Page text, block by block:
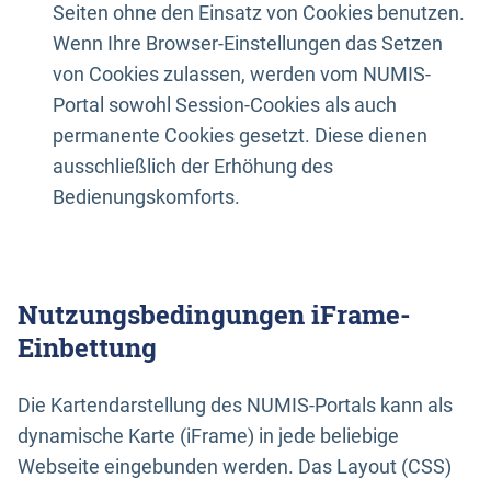
Seiten ohne den Einsatz von Cookies benutzen.
Wenn Ihre Browser-Einstellungen das Setzen
von Cookies zulassen, werden vom NUMIS-
Portal sowohl Session-Cookies als auch
permanente Cookies gesetzt. Diese dienen
ausschließlich der Erhöhung des
Bedienungskomforts.
Nutzungsbedingungen iFrame-
Einbettung
Die Kartendarstellung des NUMIS-Portals kann als
dynamische Karte (iFrame) in jede beliebige
Webseite eingebunden werden. Das Layout (CSS)